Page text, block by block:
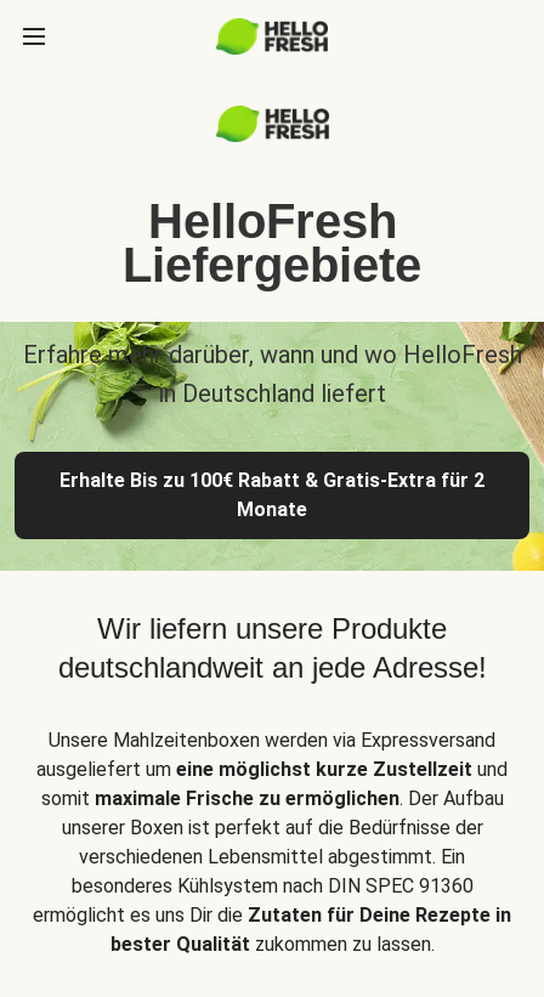
HelloFresh
Liefergebiete
Erfahre mehr darüber, wann und wo HelloFresh
in Deutschland liefert
Erhalte Bis zu 100€ Rabatt & Gratis-Extra für 2
Monate
Wir liefern unsere Produkte
deutschlandweit an jede Adresse!
Unsere Mahlzeitenboxen werden via Expressversand
ausgeliefert um eine möglichst kurze Zustellzeit und
somit maximale Frische zu ermöglichen. Der Aufbau
unserer Boxen ist perfekt auf die Bedürfnisse der
verschiedenen Lebensmittel abgestimmt. Ein
besonderes Kühlsystem nach DIN SPEC 91360
ermöglicht es uns Dir die Zutaten für Deine Rezepte in
bester Qualität zukommen zu lassen.